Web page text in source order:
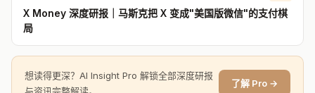
X Money 深度研报｜马斯克把 X 变成"美国版微信"的支付棋
局
想读得更深？AI Insight Pro 解锁全部深度研报
了解 Pro →